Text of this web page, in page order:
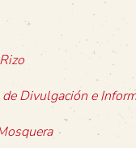
Divulgación e